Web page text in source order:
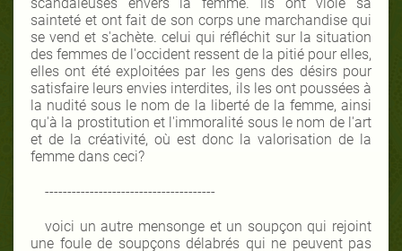
sainteté et ont fait de son corps une marchandise qui
se vend et s'achète. celui qui réfléchit sur la situation
des femmes de l'occident ressent de la pitié pour elles,
elles ont été exploitées par les gens des désirs pour
satisfaire leurs envies interdites, ils les ont poussées à
la nudité sous le nom de la liberté de la femme, ainsi
qu'à la prostitution et l'immoralité sous le nom de l'art
et de la créativité, où est donc la valorisation de la
femme dans ceci?
--------------------------------------
voici un autre mensonge et un soupçon qui rejoint
une foule de soupçons délabrés qui ne peuvent pas